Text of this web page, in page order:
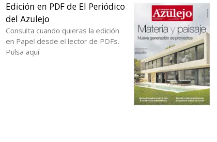
Edición en PDF de El Periódico
del Azulejo
Consulta cuando quieras la edición
en Papel desde el lector de PDFs.
Pulsa aquí